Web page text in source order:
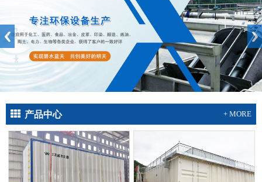
产品中心 + MORE